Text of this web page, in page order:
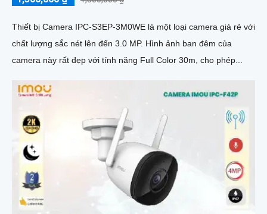
Thiết bị Camera IPC-S3EP-3M0WE là một loại camera giá rẻ với
chất lượng sắc nét lên đến 3.0 MP. Hình ảnh ban đêm của
camera này rất đẹp với tính năng Full Color 30m, cho phép...